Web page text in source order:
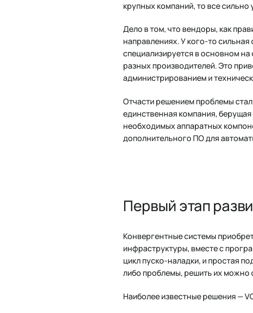
крупных компаний, то все сильно
Дело в том, что вендоры, как
направлениях. У кого-то
специализируется в основном
разных производителей. Это
администрированием и
Отчасти решением проблемы
единственная компания,
необходимых аппаратных
дополнительного ПО для
Первый этап
Конвергентные системы
инфраструктуры, вместе с
цикл пуско-наладки, и простая
либо проблемы, решить их
Наиболее известные решения —